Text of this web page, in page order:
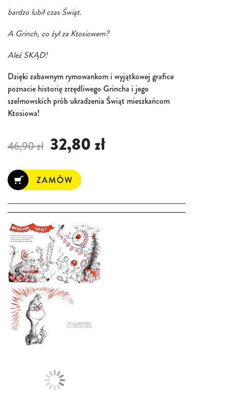
bardzo lubił czas Świąt.
A Grinch, co żył za Ktosiowem?
Ależ SKĄD!
Dzięki zabawnym rymowankom i wyjątkowej grafice
poznacie historię zrzędliwego Grincha i jego
szelmowskich prób ukradzenia Świąt mieszkańcom
Ktosiowa!
46,90 zł 32,80 zł